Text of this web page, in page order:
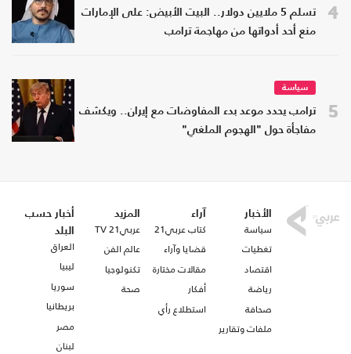
4
تسلم 5 ملايين دولار.. البيت الأبيض: على الإمارات
منع أحد أدواتها من مهاجمة ترامب
5
سياسة
ترامب يحدد موعد بدء المفاوضات مع إيران.. ويكشف
مفاجأة حول "الهجوم الملغي"
الأخبار
سياسة
تغطيات
اقتصاد
رياضة
صحافة
ملفات وتقارير
آراء
كتاب عربي21
قضايا وآراء
مقالات مختارة
أفكار
استطلاع رأي
المزيد
عربي21 TV
عالم الفن
تكنولوجيا
صحة
أخبار حسب
البلد
العراق
ليبيا
سوريا
بريطانيا
مصر
لبنان